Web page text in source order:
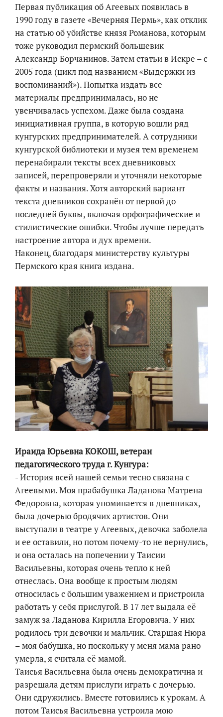
Первая публикация об Агеевых появилась в
1990 году в газете «Вечерняя Пермь», как отклик
на статью об убийстве князя Романова, которым
тоже руководил пермский большевик
Александр Борчанинов. Затем статьи в Искре – с
2005 года (цикл под названием «Выдержки из
воспоминаний»). Попытка издать все
материалы предпринималась, но не
увенчивалась успехом. Даже была создана
инициативная группа, в которую вошли ряд
кунгурских предпринимателей. А сотрудники
кунгурской библиотеки и музея тем временем
перенабирали тексты всех дневниковых
записей, перепроверяли и уточняли некоторые
факты и названия. Хотя авторский вариант
текста дневников сохранён от первой до
последней буквы, включая орфографические и
стилистические ошибки. Чтобы лучше передать
настроение автора и дух времени.
Наконец, благодаря министерству культуры
Пермского края книга издана.
Ираида Юрьевна КОКОШ, ветеран
педагогического труда г. Кунгура:
- История всей нашей семьи тесно связана с
Агеевыми. Моя прабабушка Ладанова Матрена
Федоровна, которая упоминается в дневниках,
была дочерью бродячих артистов. Они
выступали в театре у Агеевых, девочка заболела
и ее оставили, но потом почему-то не вернулись,
и она осталась на попечении у Таисии
Васильевны, которая очень тепло к ней
отнеслась. Она вообще к простым людям
относилась с большим уважением и пристроила
работать у себя прислугой. В 17 лет выдала её
замуж за Ладанова Кирилла Егоровича. У них
родилось три девочки и мальчик. Старшая Нюра
– моя бабушка, но поскольку у меня мама рано
умерла, я считала её мамой.
Таисья Васильевна была очень демократична и
разрешала детям прислуги играть с дочерью.
Они сдружились. Вместе готовились к урокам. А
потом Таисья Васильевна устроила мою